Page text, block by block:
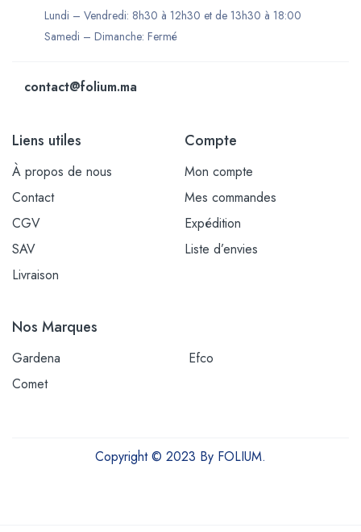
Lundi – Vendredi: 8h30 à 12h30 et de 13h30 à 18:00
Samedi – Dimanche: Fermé
contact@folium.ma
Liens utiles
À propos de nous
Contact
CGV
SAV
Livraison
Compte
Mon compte
Mes commandes
Expédition
Liste d’envies
Nos Marques
Gardena
Efco
Comet
Copyright © 2023 By FOLIUM.